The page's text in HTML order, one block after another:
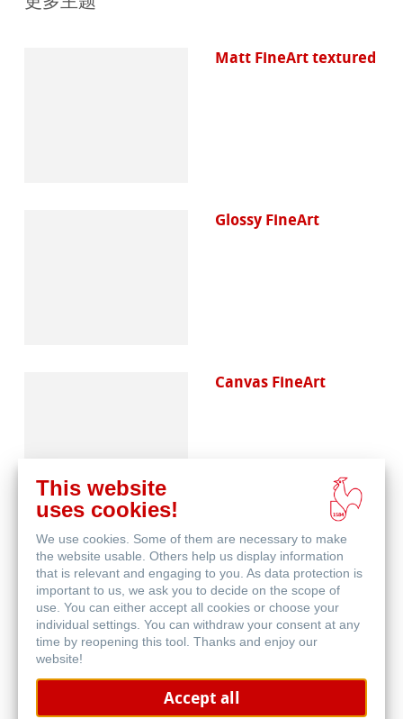
Matt FineArt textured
Glossy FineArt
Canvas FineArt
Schutz & Archivierung
Natural Line
This website
uses cookies!
We use cookies. Some of them are necessary to make
the website usable. Others help us display information
that is relevant and engaging to you. As data protection is
important to us, we ask you to decide on the scope of
use. You can either accept all cookies or choose your
individual settings. You can withdraw your consent at any
time by reopening this tool. Thanks and enjoy our
website!
Accept all